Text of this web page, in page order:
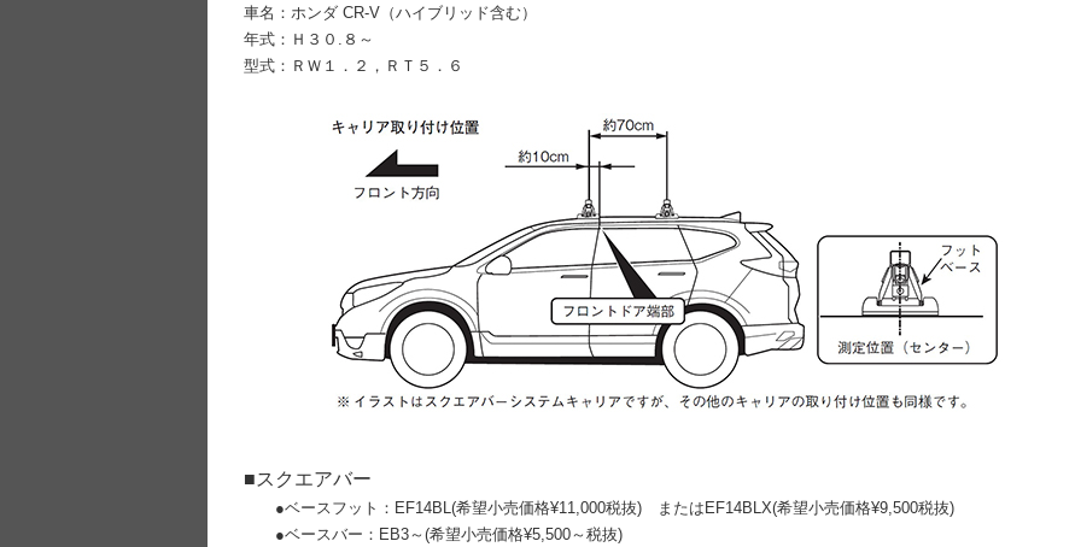
車名：ホンダ CR-V（ハイブリッド含む）
年式：Ｈ３０.８～
型式：ＲＷ１．２，ＲＴ５．６
■スクエアバー
●ベースフット：EF14BL(希望小売価格¥11,000税抜) または EF14BLX(希望小売価格¥9,500税抜)
●ベースバー：EB3～ (希望小売価格¥5,500～税抜)